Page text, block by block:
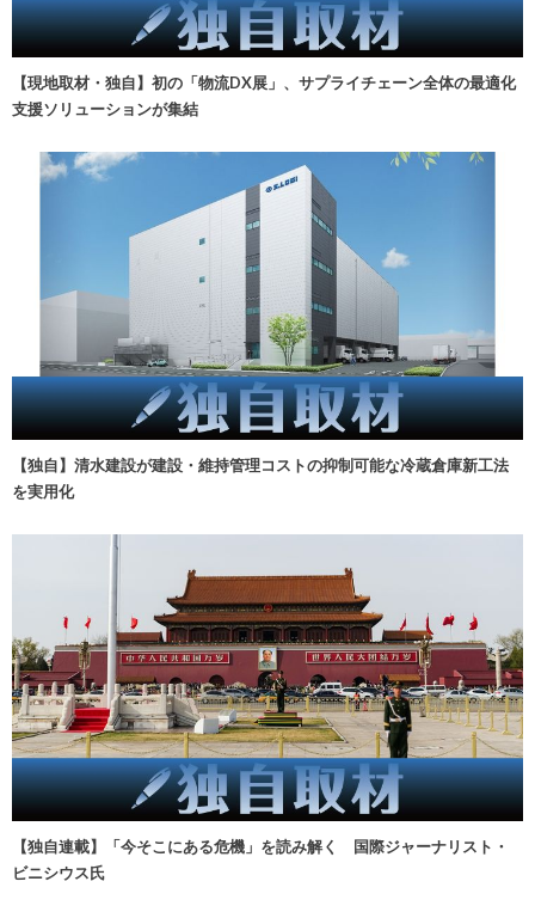
【現地取材・独自】初の「物流DX展」、サプライチェーン全体の最適化
支援ソリューションが集結
【独自】清水建設が建設・維持管理コストの抑制可能な冷蔵倉庫新工法
を実用化
【独自連載】「今そこにある危機」を読み解く 国際ジャーナリスト・
ビニシウス氏